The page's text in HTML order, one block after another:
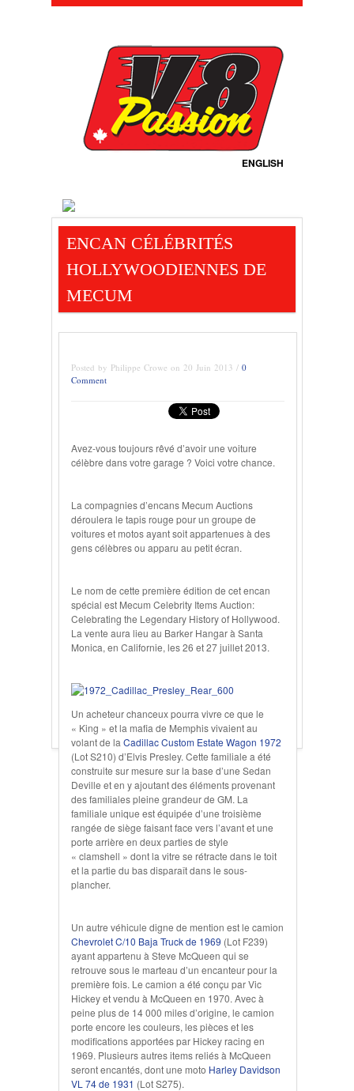
ENGLISH
ENCAN CÉLÉBRITÉS
HOLLYWOODIENNES DE
MECUM
Posted by Philippe Crowe on 20 Juin 2013 / 0
Comment
Avez-vous toujours rêvé d’avoir une voiture
célèbre dans votre garage ? Voici votre chance.
La compagnies d’encans Mecum Auctions
déroulera le tapis rouge pour un groupe de
voitures et motos ayant soit appartenues à des
gens célèbres ou apparu au petit écran.
Le nom de cette première édition de cet encan
spécial est Mecum Celebrity Items Auction:
Celebrating the Legendary History of Hollywood.
La vente aura lieu au Barker Hangar à Santa
Monica, en Californie, les 26 et 27 juillet 2013.
Un acheteur chanceux pourra vivre ce que le
« King » et la mafia de Memphis vivaient au
volant de la Cadillac Custom Estate Wagon 1972
(Lot S210) d’Elvis Presley. Cette familiale a été
construite sur mesure sur la base d’une Sedan
Deville et en y ajoutant des éléments provenant
des familiales pleine grandeur de GM. La
familiale unique est équipée d’une troisième
rangée de siège faisant face vers l’avant et une
porte arrière en deux parties de style
« clamshell » dont la vitre se rétracte dans le toit
et la partie du bas disparaît dans le sous-
plancher.
Un autre véhicule digne de mention est le camion
Chevrolet C/10 Baja Truck de 1969 (Lot F239)
ayant appartenu à Steve McQueen qui se
retrouve sous le marteau d’un encanteur pour la
première fois. Le camion a été conçu par Vic
Hickey et vendu à McQueen en 1970. Avec à
peine plus de 14 000 miles d’origine, le camion
porte encore les couleurs, les pièces et les
modifications apportées par Hickey racing en
1969. Plusieurs autres items reliés à McQueen
seront encantés, dont une moto Harley Davidson
VL 74 de 1931 (Lot S275).